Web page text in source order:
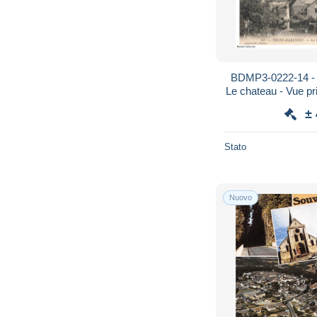
BDMP3-0222-14
Le chateau - Vue
±
Stato
Nuovo